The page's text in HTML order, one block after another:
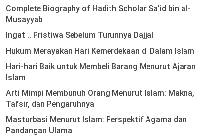
Complete Biography of Hadith Scholar Sa'id bin al-
Musayyab
Ingat .. Pristiwa Sebelum Turunnya Dajjal
Hukum Merayakan Hari Kemerdekaan di Dalam Islam
Hari-hari Baik untuk Membeli Barang Menurut Ajaran
Islam
Arti Mimpi Membunuh Orang Menurut Islam: Makna,
Tafsir, dan Pengaruhnya
Masturbasi Menurut Islam: Perspektif Agama dan
Pandangan Ulama